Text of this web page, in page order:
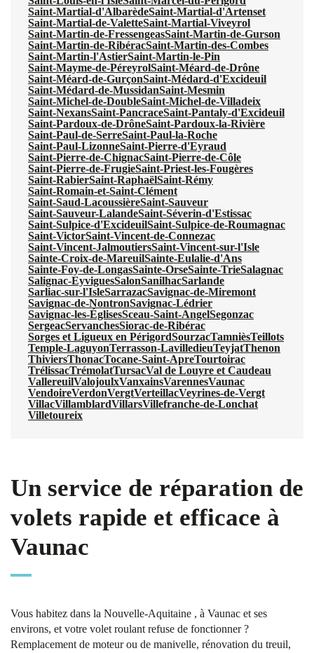
Saint-Martial-d'AlbarèdeSaint-Martial-d'Artenset
Saint-Martial-de-ValetteSaint-Martial-Viveyrol
Saint-Martin-de-FressengeasSaint-Martin-de-Gurson
Saint-Martin-de-RibéracSaint-Martin-des-Combes
Saint-Martin-l'AstierSaint-Martin-le-Pin
Saint-Mayme-de-PéreyrolSaint-Méard-de-Drône
Saint-Méard-de-GurçonSaint-Médard-d'Excideuil
Saint-Médard-de-MussidanSaint-Mesmin
Saint-Michel-de-DoubleSaint-Michel-de-Villadeix
Saint-NexansSaint-PancraceSaint-Pantaly-d'Excideuil
Saint-Pardoux-de-DrôneSaint-Pardoux-la-Rivière
Saint-Paul-de-SerreSaint-Paul-la-Roche
Saint-Paul-LizonneSaint-Pierre-d'Eyraud
Saint-Pierre-de-ChignacSaint-Pierre-de-Côle
Saint-Pierre-de-FrugieSaint-Priest-les-Fougères
Saint-RabierSaint-RaphaëlSaint-Rémy
Saint-Romain-et-Saint-Clément
Saint-Saud-LacoussièreSaint-Sauveur
Saint-Sauveur-LalandeSaint-Séverin-d'Estissac
Saint-Sulpice-d'ExcideuilSaint-Sulpice-de-Roumagnac
Saint-VictorSaint-Vincent-de-Connezac
Saint-Vincent-JalmoutiersSaint-Vincent-sur-l'Isle
Sainte-Croix-de-MareuilSainte-Eulalie-d'Ans
Sainte-Foy-de-LongasSainte-OrseSainte-TrieSalagnac
Salignac-EyviguesSalonSanilhacSarlande
Sarliac-sur-l'IsleSarrazacSavignac-de-Miremont
Savignac-de-NontronSavignac-Lédrier
Savignac-les-ÉglisesSceau-Saint-AngelSegonzac
SergeacServanchesSiorac-de-Ribérac
Sorges et Ligueux en PérigordSourzacTamnièsTeillots
Temple-LaguyonTerrasson-LavilledieuTeyjatThenon
ThiviersThonacTocane-Saint-ApreTourtoirac
TrélissacTrémolatTursacVal de Louyre et Caudeau
VallereuilValojoulxVanxainsVarennesVaunac
VendoireVerdonVergtVerteillacVeyrines-de-Vergt
VillacVillamblardVillarsVillefranche-de-Lonchat
Villetoureix
Un service de réparation de
volets rapide et efficace à
Vaunac
Vous habitez dans la Nouvelle-Aquitaine , à Vaunac et ses
environs, et votre volet roulant refuse de fonctionner ?
Remplacement de moteur ou de manivelle, rénovation du treuil,